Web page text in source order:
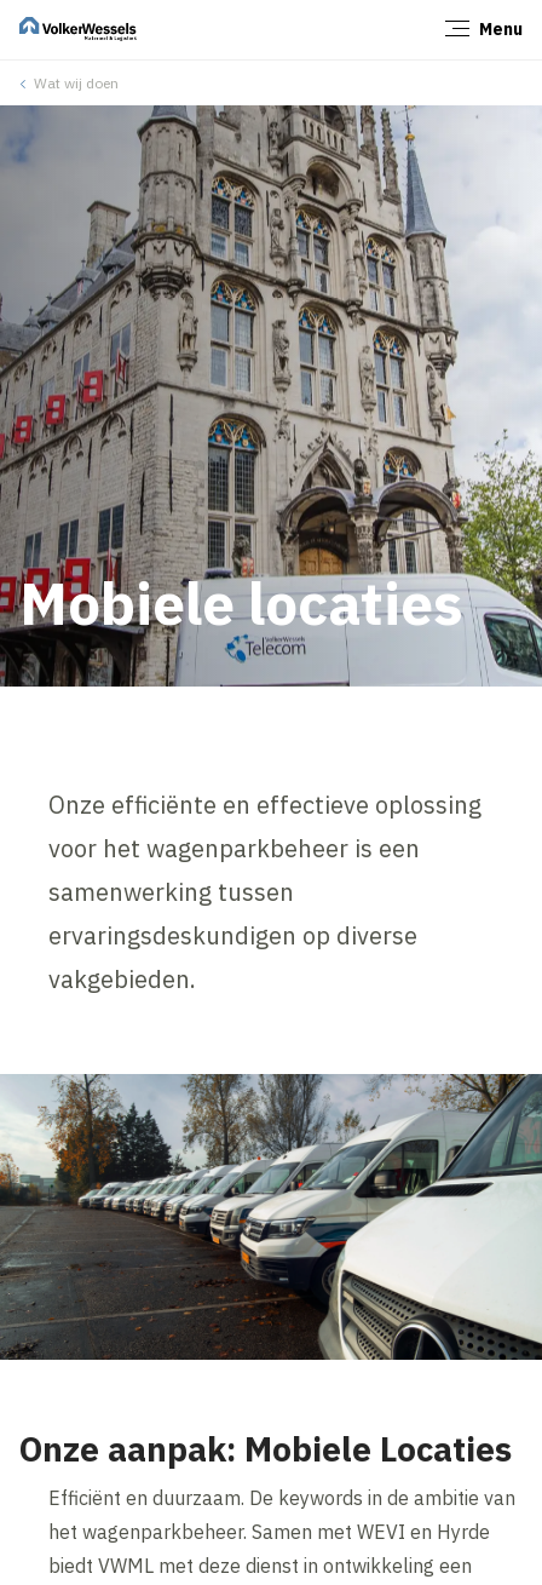
Menu
Wat wij doen
Mobiele locaties
Onze efficiënte en effectieve oplossing
voor het wagenparkbeheer is een
samenwerking tussen
ervaringsdeskundigen op diverse
vakgebieden.
Onze aanpak: Mobiele Locaties
Efficiënt en duurzaam. De keywords in de ambitie van
het wagenparkbeheer. Samen met WEVI en Hyrde
biedt VWML met deze dienst in ontwikkeling een
Sluiten